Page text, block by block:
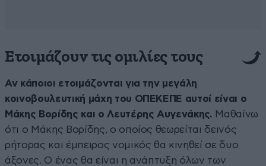
Ετοιμάζουν τις ομιλίες τους
Αν κάποιοι ετοιμάζονται για την μεγάλη
κοινοβουλευτική μάχη του ΟΠΕΚΕΠΕ αυτοί είναι ο
Μάκης Βορίδης και ο Λευτέρης Αυγενάκης. Μαθαίνω
ότι ο Μάκης Βορίδης, ο οποίος θεωρείται δεινός
ρήτορας και έμπειρος νομικός θα κινηθεί σε δυο
άξονες. Ο ένας θα είναι η ανάπτυξη όλων των